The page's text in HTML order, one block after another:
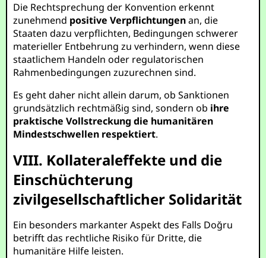
Die Rechtsprechung der Konvention erkennt
zunehmend positive Verpflichtungenan, die
Staaten dazu verpflichten, Bedingungen schwerer
materieller Entbehrung zu verhindern, wenn diese
staatlichem Handeln oder regulatorischen
Rahmenbedingungen zuzurechnen sind.
Es geht daher nicht allein darum, ob Sanktionen
grundsätzlich rechtmäßig sind, sondern ob ihre
praktische Vollstreckung die humanitären
Mindestschwellen respektiert.
VIII. Kollateraleffekte und die
Einschüchterung
zivilgesellschaftlicher Solidarität
Ein besonders markanter Aspekt des Falls Doğru
betrifft das rechtliche Risiko für Dritte, die
humanitäre Hilfe leisten.